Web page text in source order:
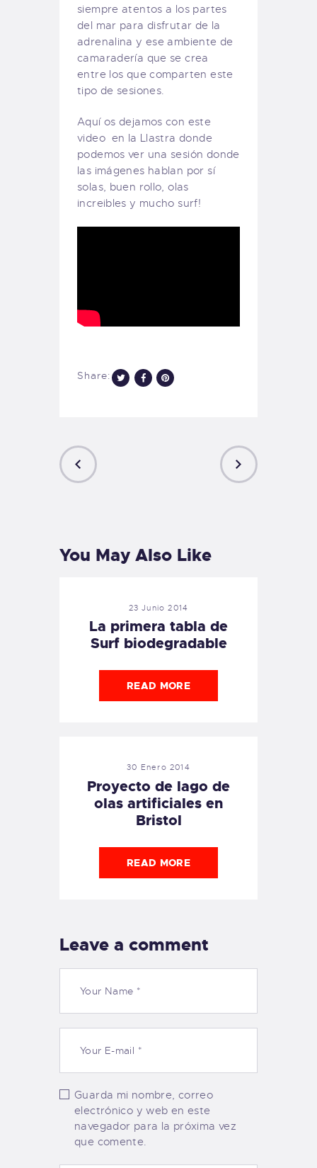
siempre atentos a los partes
del mar para disfrutar de la
adrenalina y ese ambiente de
camaradería que se crea
entre los que comparten este
tipo de sesiones.
Aquí os dejamos con este
video en la Llastra donde
podemos ver una sesión donde
las imágenes hablan por sí
solas, buen rollo, olas
increibles y mucho surf!
Share:
You May Also Like
23 Junio 2014
La primera tabla de
Surf biodegradable
READ MORE
30 Enero 2014
Proyecto de lago de
olas artificiales en
Bristol
READ MORE
Leave a comment
Guarda mi nombre, correo
electrónico y web en este
navegador para la próxima vez
que comente.